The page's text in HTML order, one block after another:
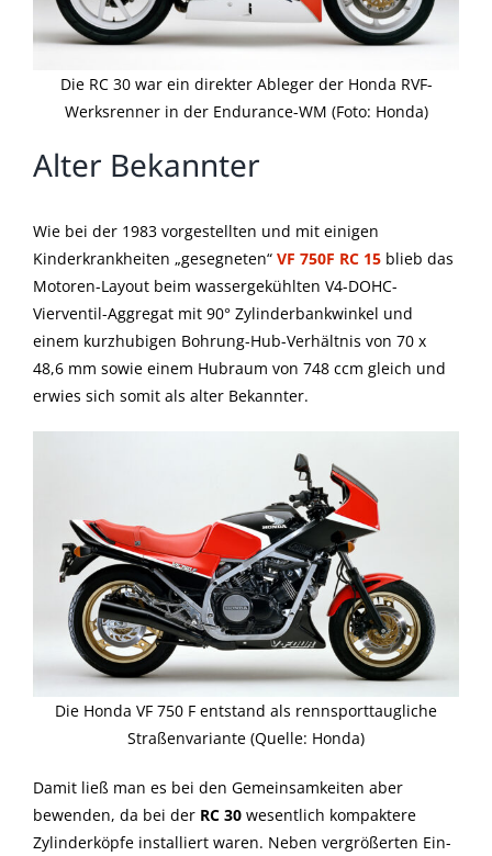
Die RC 30 war ein direkter Ableger der Honda RVF-
Werksrenner in der Endurance-WM (Foto: Honda)
Alter Bekannter
Wie bei der 1983 vorgestellten und mit einigen
Kinderkrankheiten „gesegneten“ VF 750F RC 15 blieb das
Motoren-Layout beim wassergekühlten V4-DOHC-
Vierventil-Aggregat mit 90° Zylinderbankwinkel und
einem kurzhubigen Bohrung-Hub-Verhältnis von 70 x
48,6 mm sowie einem Hubraum von 748 ccm gleich und
erwies sich somit als alter Bekannter.
Die Honda VF 750 F entstand als rennsporttaugliche
Straßenvariante (Quelle: Honda)
Damit ließ man es bei den Gemeinsamkeiten aber
bewenden, da bei der RC 30 wesentlich kompaktere
Zylinderköpfe installiert waren. Neben vergrößerten Ein-